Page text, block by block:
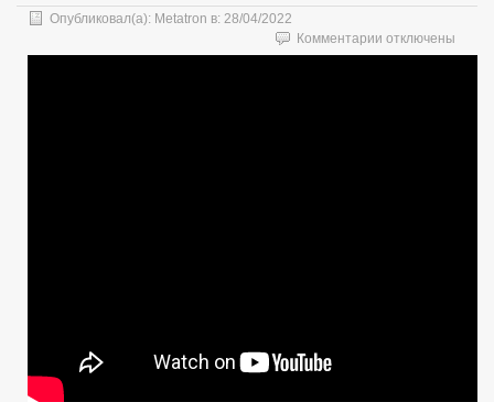
Опубликовал(а): Metatron в: 28/04/2022
Комментарии к
записи
отключены